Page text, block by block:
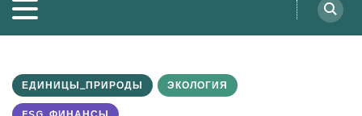
ЕДИНИЦЫ_ПРИРОДЫ ЭКОЛОГИЯ